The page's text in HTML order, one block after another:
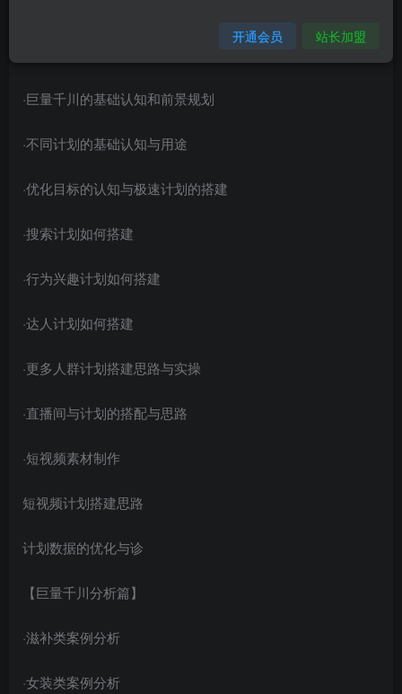
·巨量千川的基础认知和前景规划
·不同计划的基础认知与用途
·优化目标的认知与极速计划的搭建
·搜索计划如何搭建
·行为兴趣计划如何搭建
·达人计划如何搭建
·更多人群计划搭建思路与实操
·直播间与计划的搭配与思路
·短视频素材制作
短视频计划搭建思路
计划数据的优化与诊
【巨量千川分析篇】
·滋补类案例分析
·女装类案例分析
开通会员 站长加盟